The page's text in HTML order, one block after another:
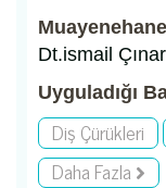
Dt.ismail Çınar
Uyguladığı
Diş Çürükleri
Daha Fazla